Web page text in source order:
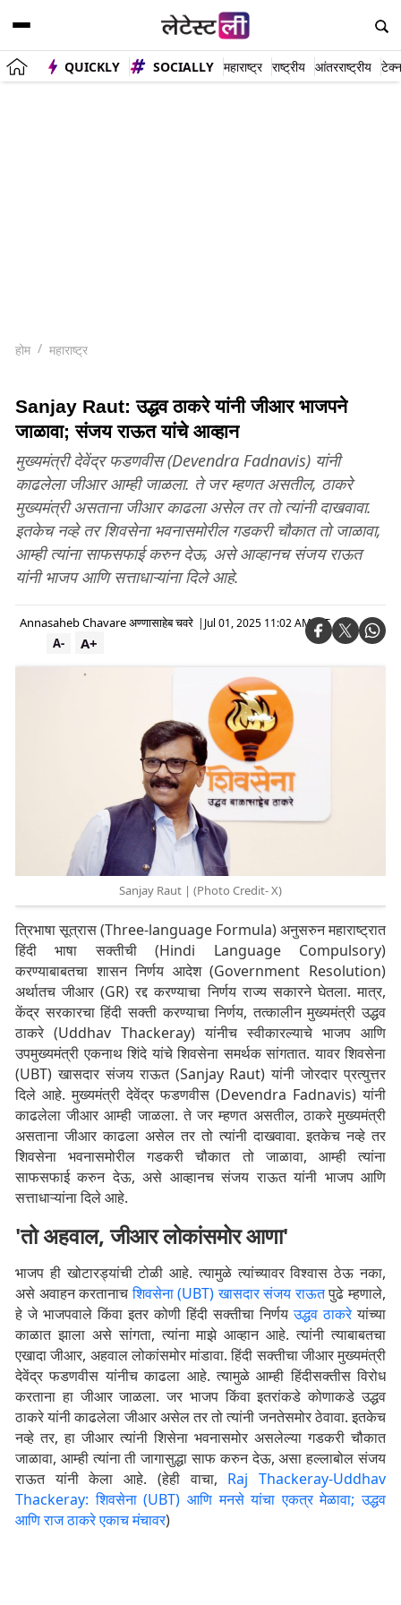
QUICKLY SOCIALLY महाराष्ट्र राष्ट्रीय आंतरराष्ट्रीय
होम महाराष्ट्र
Sanjay Raut: उद्धव ठाकरे यांनी जीआर भाजपने
जाळावा; संजय राऊत यांचे आव्हान
मुख्यमंत्री देवेंद्र फडणवीस (Devendra Fadnavis) यांनी
काढलेला जीआर आम्ही जाळला. ते जर म्हणत असतील, ठाकरे
मुख्यमंत्री असताना जीआर काढला असेल तर तो त्यांनी दाखवावा.
इतकेच नव्हे तर शिवसेना भवनासमोरील गडकरी चौकात तो जाळावा,
आम्ही त्यांना साफसफाई करुन देऊ, असे आव्हानच संजय राऊत
यांनी भाजप आणि सत्ताधाऱ्यांना दिले आहे.
Annasaheb Chavare अण्णासाहेब चवरे | Jul 01, 2025 11:02 AM IST
A+
A-
Sanjay Raut | (Photo Credit- X)
त्रिभाषा सूत्रास (Three-language Formula) अनुसरुन महाराष्ट्रात
हिंदी भाषा सक्तीची (Hindi Language Compulsory)
करण्याबाबतचा शासन निर्णय आदेश (Government Resolution)
अर्थातच जीआर (GR) रद्द करण्याचा निर्णय राज्य सकारने घेतला. मात्र,
केंद्र सरकारचा हिंदी सक्ती करण्याचा निर्णय, तत्कालीन मुख्यमंत्री उद्धव
ठाकरे (Uddhav Thackeray) यांनीच स्वीकारल्याचे भाजप आणि
उपमुख्यमंत्री एकनाथ शिंदे यांचे शिवसेना समर्थक सांगतात. यावर शिवसेना
(UBT) खासदार संजय राऊत (Sanjay Raut) यांनी जोरदार प्रत्युत्तर
दिले आहे. मुख्यमंत्री देवेंद्र फडणवीस (Devendra Fadnavis) यांनी
काढलेला जीआर आम्ही जाळला. ते जर म्हणत असतील, ठाकरे मुख्यमंत्री
असताना जीआर काढला असेल तर तो त्यांनी दाखवावा. इतकेच नव्हे तर
शिवसेना भवनासमोरील गडकरी चौकात तो जाळावा, आम्ही त्यांना
साफसफाई करुन देऊ, असे आव्हानच संजय राऊत यांनी भाजप आणि
सत्ताधाऱ्यांना दिले आहे.
'तो अहवाल, जीआर लोकांसमोर आणा'
भाजप ही खोटारड्यांची टोळी आहे. त्यामुळे त्यांच्यावर विश्वास ठेऊ नका,
असे अवाहन करतानाचशिवसेना (UBT) खासदार संजय राऊतपुढे म्हणाले,
हे जे भाजपवाले किंवा इतर कोणी हिंदी सक्तीचा निर्णयउद्धव ठाकरेयांच्या
काळात झाला असे सांगता, त्यांना माझे आव्हान आहे. त्यांनी त्याबाबतचा
एखादा जीआर, अहवाल लोकांसमोर मांडावा. हिंदी सक्तीचा जीआर मुख्यमंत्री
देवेंद्र फडणवीस यांनीच काढला आहे. त्यामुळे आम्ही हिंदीसक्तीस विरोध
करताना हा जीआर जाळला. जर भाजप किंवा इतरांकडे कोणाकडे उद्धव
ठाकरे यांनी काढलेला जीआर असेल तर तो त्यांनी जनतेसमोर ठेवावा. इतकेच
नव्हे तर, हा जीआर त्यांनी शिसेना भवनासमोर असलेल्या गडकरी चौकात
जाळावा, आम्ही त्यांना ती जागासुद्धा साफ करुन देऊ, असा हल्लाबोल संजय
राऊत यांनी केला आहे. (हेही वाचा, Raj Thackeray-Uddhav
Thackeray: शिवसेना (UBT) आणि मनसे यांचा एकत्र मेळावा; उद्धव
आणि राज ठाकरे एकाच मंचावर)